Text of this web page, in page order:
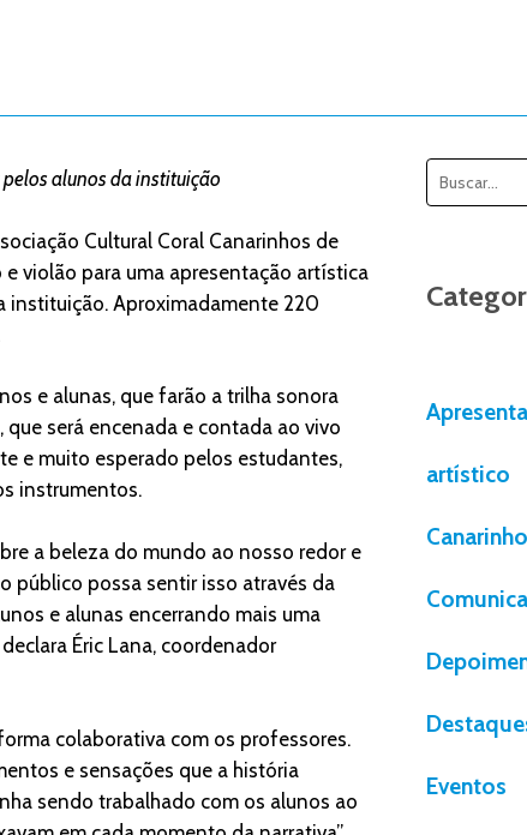
alunos da instituição
Cultural Coral Canarinhos de
violão para uma apresentação artística
instituição. Aproximadamente 220
e alunas, que farão a trilha sonora
que será encenada e contada ao vivo
e muito esperado pelos estudantes,
instrumentos.
a beleza do mundo ao nosso redor e
público possa sentir isso através da
e alunas encerrando mais uma
Éric Lana, coordenador
colaborativa com os professores.
e sensações que a história
sendo trabalhado com os alunos ao
Pesquisar
artístico
Eventos